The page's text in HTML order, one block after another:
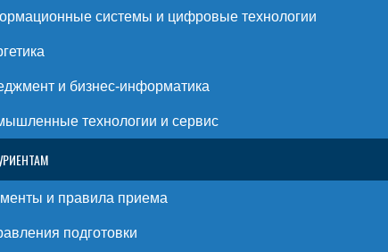
системы и цифровые технологии
и бизнес-информатика
технологии и сервис
и правила приема
подготовки